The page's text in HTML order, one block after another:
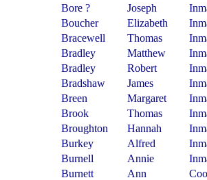
Bore ?
Joseph
Boucher
Elizabeth
Bracewell
Thomas
Bradley
Matthew
Bradley
Robert
Bradshaw
James
Breen
Margaret
Brook
Thomas
Broughton
Hannah
Burkey
Alfred
Burnell
Annie
Burnett
Ann